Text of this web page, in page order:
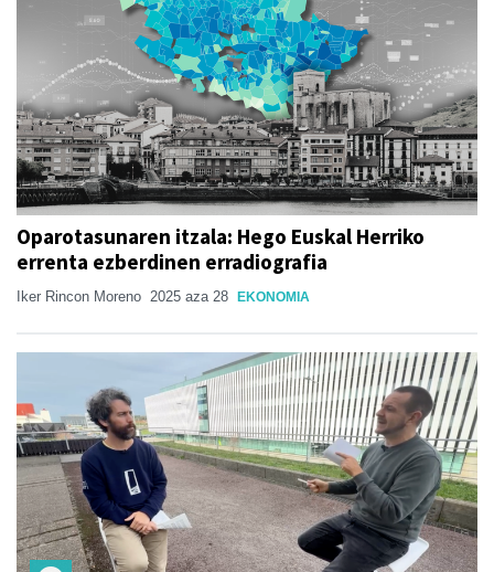
Oparotasunaren itzala: Hego Euskal Herriko
errenta ezberdinen erradiografia
Iker Rincon Moreno 2025 aza 28 EKONOMIA